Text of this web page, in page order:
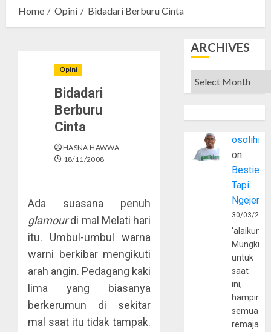
Home Opini Bidadari Berburu Cinta
Opini
Bidadari
Berburu
Cinta
HASNA HAWWA
18/11/2008
Ada suasana penuh
glamourdi mal Melati hari
itu. Umbul-umbul warna
warni berkibar mengikuti
arah angin. Pedagang kaki
lima yang biasanya
berkerumun di sekitar
mal saat itu tidak tampak.
ARCHIVES
Archives
osolihin
on
Bestie
Tapi
30/03/
Mungkin
untuk
saat
ini,
hampir
semua
remaja